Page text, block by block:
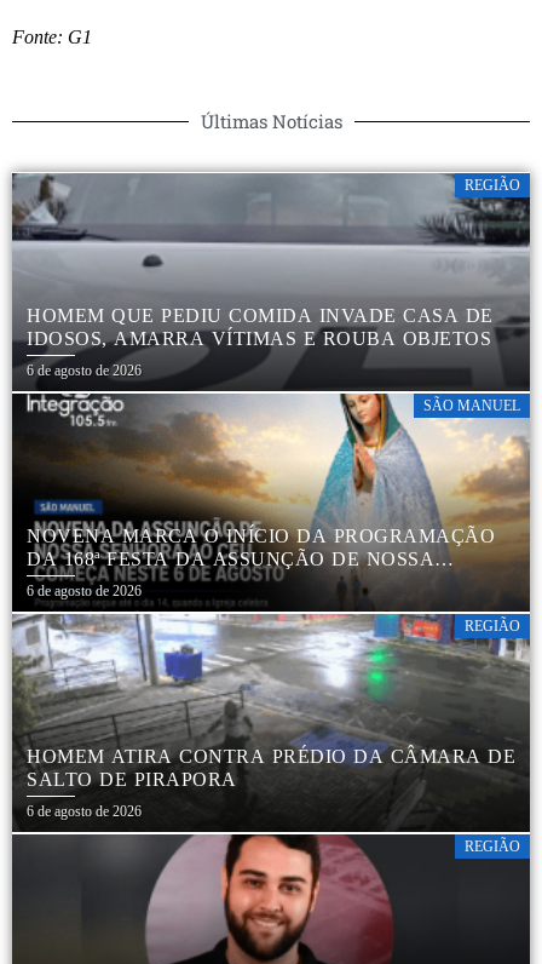
Fonte: G1
Últimas Notícias
REGIÃO
HOMEM QUE PEDIU COMIDA INVADE CASA DE
IDOSOS, AMARRA VÍTIMAS E ROUBA OBJETOS
6 de agosto de 2026
SÃO MANUEL
NOVENA MARCA O INÍCIO DA PROGRAMAÇÃO
DA 168ª FESTA DA ASSUNÇÃO DE NOSSA
SENHORA AO CÉU EM APARECIDA DE SÃO
MANUEL
6 de agosto de 2026
REGIÃO
HOMEM ATIRA CONTRA PRÉDIO DA CÂMARA DE
SALTO DE PIRAPORA
6 de agosto de 2026
REGIÃO